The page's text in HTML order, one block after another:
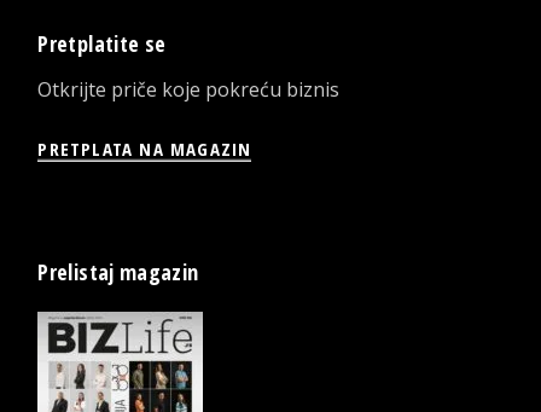
Pretplatite se
Otkrijte priče koje pokreću biznis
PRETPLATA NA MAGAZIN
Prelistaj magazin